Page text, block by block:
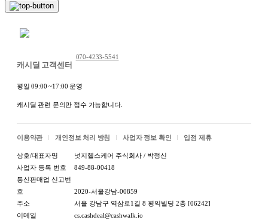
캐시딜 고객센터
070-4233-5541
평일 09:00 ~17:00 운영
캐시딜 관련 문의만 접수 가능합니다.
이용약관 개인정보 처리 방침 사업자 정보 확인 입점 제휴
상호/대표자명
넛지헬스케어 주식회사 / 박정신
사업자 등록 번호
849-88-00418
통신판매업 신고번
호
2020-서울강남-00859
주소
서울 강남구 역삼로1길 8 평익빌딩 2층 [06242]
이메일
cs.cashdeal@cashwalk.io